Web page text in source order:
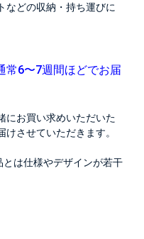
などの収納・持ち運びに
常6〜7週間ほどでお届
にお買い求めいただいた
させていただきます。
は仕様やデザインが若干